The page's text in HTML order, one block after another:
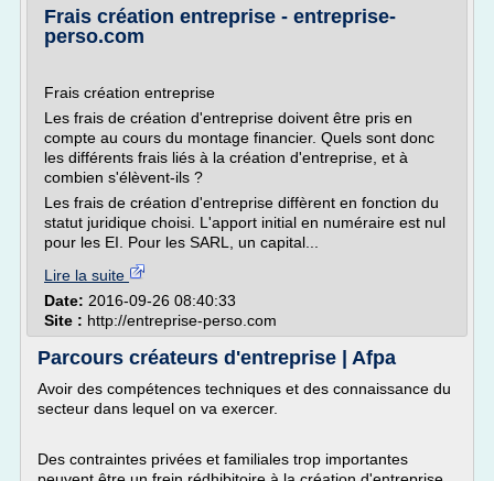
Frais création entreprise - entreprise-
perso.com
Frais création entreprise
Les frais de création d'entreprise doivent être pris en
compte au cours du montage financier. Quels sont donc
les différents frais liés à la création d'entreprise, et à
combien s'élèvent-ils ?
Les frais de création d'entreprise diffèrent en fonction du
statut juridique choisi. L'apport initial en numéraire est nul
pour les EI. Pour les SARL, un capital...
Lire la suite
Date: 2016-09-26 08:40:33
Site : http://entreprise-perso.com
Parcours créateurs d'entreprise | Afpa
Avoir des compétences techniques et des connaissance du
secteur dans lequel on va exercer.
Des contraintes privées et familiales trop importantes